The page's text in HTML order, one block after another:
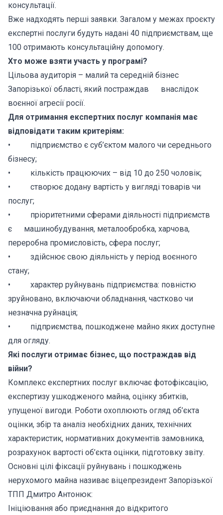
консультації.
Вже надходять перші заявки. Загалом у межах проєкту
експертні послуги будуть надані 40 підприємствам, ще
100 отримають консультаційну допомогу.
Хто може взяти участь у програмі?
Цільова аудиторія – малий та середній бізнес
Запорізької області, який постраждав внаслідок
воєнної агресії росії.
Для отримання експертних послуг компанія має
відповідати таким критеріям:
• підприємство є суб’єктом малого чи середнього
бізнесу;
• кількість працюючих – від 10 до 250 чоловік;
• створює додану вартість у вигляді товарів чи
послуг;
• пріоритетними сферами діяльності підприємств
є машинобудування, металообробка, харчова,
переробна промисловість, сфера послуг;
• здійснює свою діяльність у період воєнного
стану;
• характер руйнувань підприємства: повністю
зруйновано, включаючи обладнання, частково чи
незначна руйнація;
• підприємства, пошкоджене майно яких доступне
для огляду.
Які послуги отримає бізнес, що постраждав від
війни?
Комплекс експертних послуг включає фотофіксацію,
експертизу ушкодженого майна, оцінку збитків,
упущеної вигоди. Роботи охоплюють огляд об’єкта
оцінки, збір та аналіз необхідних даних, технічних
характеристик, нормативних документів замовника,
розрахунок вартості об’єкта оцінки, підготовку звіту.
Основні цілі фіксації руйнувань і пошкоджень
нерухомого майна називає віцепрезидент Запорізької
ТПП Дмитро Антонюк:
Ініціювання або приєднання до відкритого